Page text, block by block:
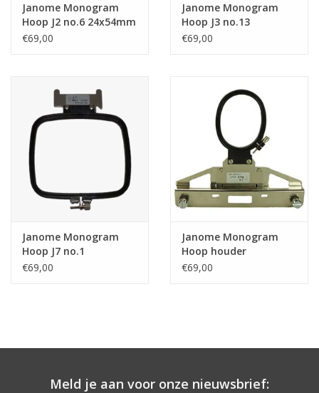
Janome Monogram
Hoop J2 no.6 24x54mm
€69,00
Janome Monogram
Hoop J3 no.13
€69,00
Janome Monogram
Hoop J7 no.1
€69,00
Janome Monogram
Hoop houder
€69,00
Meld je aan voor onze nieuwsbrief: